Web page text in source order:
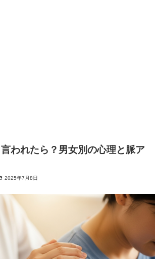
われたら？男女別の心理と脈ア
2025年7月8日